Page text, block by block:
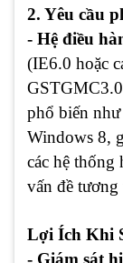
2. Yêu cầu
- Hệ điều
(IE6.0 hoặc
phổ biến
Windows 8,
các hệ thống
vấn đề tương
Lợi Ích Khi
- Giám sát